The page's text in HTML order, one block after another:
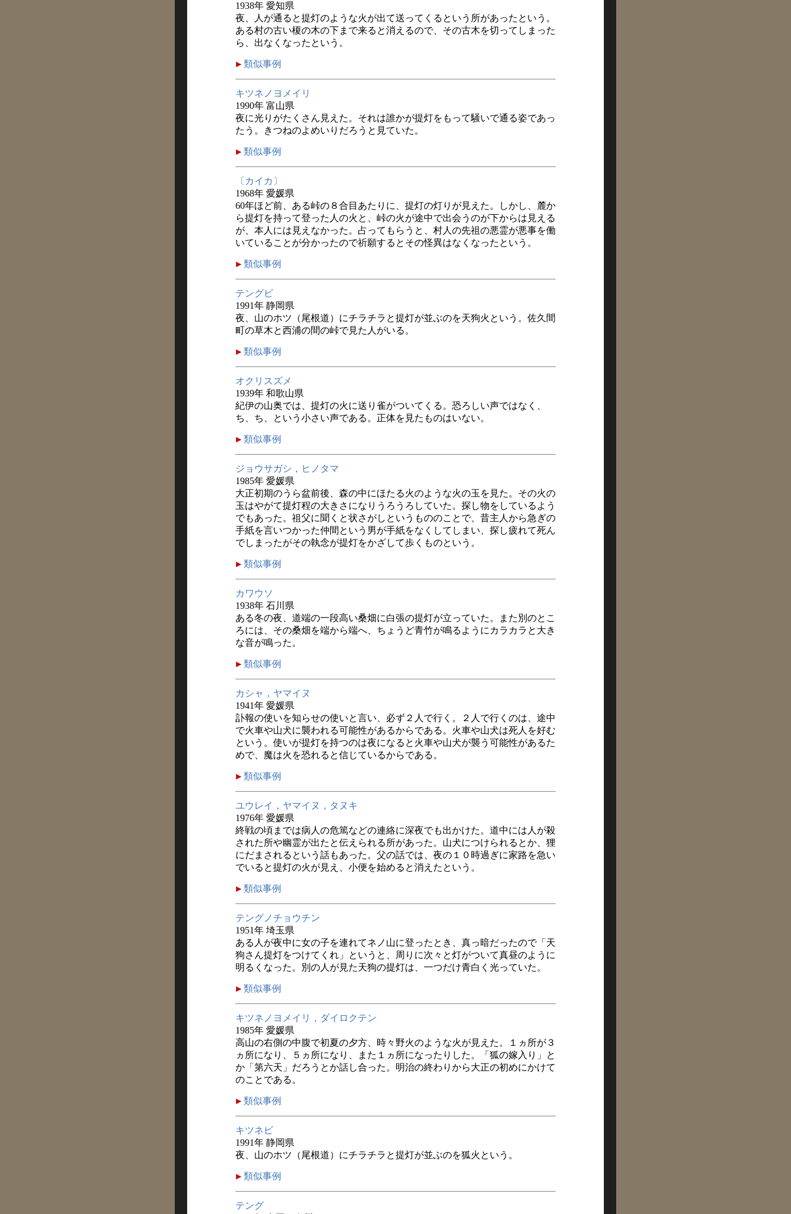
1938年 愛知県
夜、人が通ると提灯のような火が出て送ってくるという所があったという。
ある村の古い榎の木の下まで来ると消えるので、その古木を切ってしまった
ら、出なくなったという。
類似事例
キツネノヨメイリ
1990年 富山県
夜に光りがたくさん見えた。それは誰かが提灯をもって騒いで通る姿であっ
たう。きつねのよめいりだろうと見ていた。
類似事例
〔カイカ〕
1968年 愛媛県
60年ほど前、ある峠の８合目あたりに、提灯の灯りが見えた。しかし、麓か
ら提灯を持って登った人の火と、峠の火が途中で出会うのが下からは見える
が、本人には見えなかった。占ってもらうと、村人の先祖の悪霊が悪事を働
いていることが分かったので祈願するとその怪異はなくなったという。
類似事例
テングビ
1991年 静岡県
夜、山のホツ（尾根道）にチラチラと提灯が並ぶのを天狗火という。佐久間
町の草木と西浦の間の峠で見た人がいる。
類似事例
オクリスズメ
1939年 和歌山県
紀伊の山奥では、提灯の火に送り雀がついてくる。恐ろしい声ではなく、
ち、ち、という小さい声である。正体を見たものはいない。
類似事例
ジョウサガシ，ヒノタマ
1985年 愛媛県
大正初期のうら盆前後、森の中にほたる火のような火の玉を見た。その火の
玉はやがて提灯程の大きさになりうろうろしていた。探し物をしているよう
でもあった。祖父に聞くと状さがしというもののことで、昔主人から急ぎの
手紙を言いつかった仲間という男が手紙をなくしてしまい、探し疲れて死ん
でしまったがその執念が提灯をかざして歩くものという。
類似事例
カワウソ
1938年 石川県
ある冬の夜、道端の一段高い桑畑に白張の提灯が立っていた。また別のとこ
ろには、その桑畑を端から端へ、ちょうど青竹が鳴るようにカラカラと大き
な音が鳴った。
類似事例
カシャ，ヤマイヌ
1941年 愛媛県
訃報の使いを知らせの使いと言い、必ず２人で行く。２人で行くのは、途中
で火車や山犬に襲われる可能性があるからである。火車や山犬は死人を好む
という。使いが提灯を持つのは夜になると火車や山犬が襲う可能性があるた
めで、魔は火を恐れると信じているからである。
類似事例
ユウレイ，ヤマイヌ，タヌキ
1976年 愛媛県
終戦の頃までは病人の危篤などの連絡に深夜でも出かけた。道中には人が殺
された所や幽霊が出たと伝えられる所があった。山犬につけられるとか、狸
にだまされるという話もあった。父の話では、夜の１０時過ぎに家路を急い
でいると提灯の火が見え、小便を始めると消えたという。
類似事例
テングノチョウチン
1951年 埼玉県
ある人が夜中に女の子を連れてネノ山に登ったとき、真っ暗だったので「天
狗さん提灯をつけてくれ」というと、周りに次々と灯がついて真昼のように
明るくなった。別の人が見た天狗の提灯は、一つだけ青白く光っていた。
類似事例
キツネノヨメイリ，ダイロクテン
1985年 愛媛県
高山の右側の中腹で初夏の夕方、時々野火のような火が見えた。１ヵ所が３
ヵ所になり、５ヵ所になり、また１ヵ所になったりした。「狐の嫁入り」と
か「第六天」だろうとか話し合った。明治の終わりから大正の初めにかけて
のことである。
類似事例
キツネビ
1991年 静岡県
夜、山のホツ（尾根道）にチラチラと提灯が並ぶのを狐火という。
類似事例
テング